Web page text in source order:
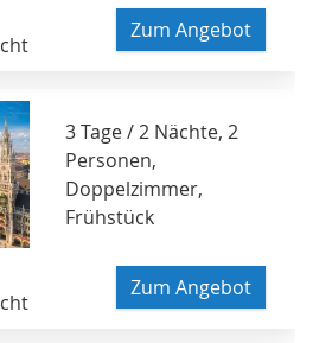
Zum Angebot
3 Tage / 2 Nächte, 2
Personen,
Doppelzimmer,
Frühstück
Zum Angebot